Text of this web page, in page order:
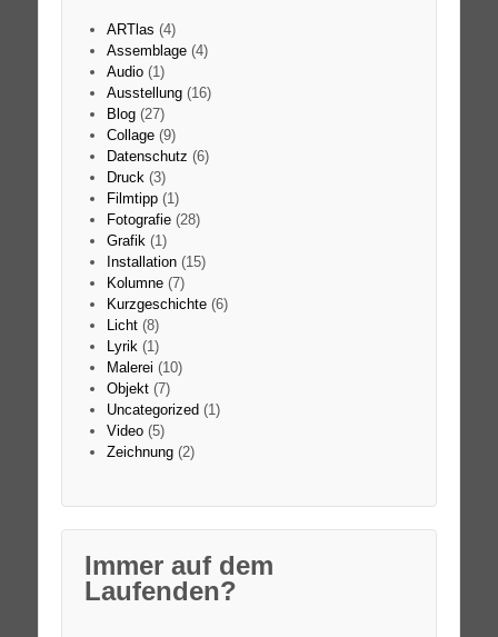
ARTlas (4)
Assemblage(4)
Audio(1)
Ausstellung(16)
Blog(27)
Collage(9)
Datenschutz (6)
Druck (3)
Filmtipp(1)
Fotografie(28)
Grafik (1)
Installation(15)
Kolumne(7)
Kurzgeschichte(6)
Licht(8)
Lyrik (1)
Malerei (10)
Objekt(7)
Uncategorized(1)
Video(5)
Zeichnung(2)
Immer auf dem
Laufenden?